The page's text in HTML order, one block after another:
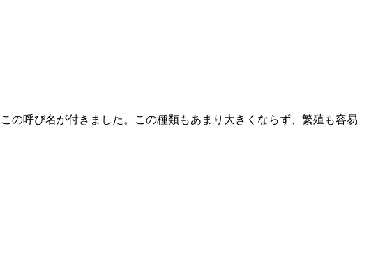
の呼び名が付きました。この種類もあまり大きくならず、繁殖も容易